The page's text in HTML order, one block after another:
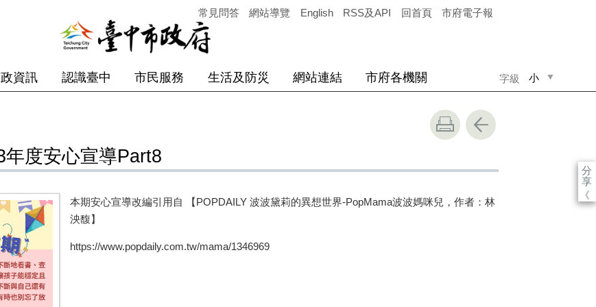
常見問答 網站導覽 English RSS及API 回首頁 市府電子報
字級 小
資訊 認識臺中 市民服務 生活及防災 網站連結 市府各機關
分
享
《
度安心宣導Part8
本期安心宣導改編引用自 【POPDAILY 波波黛莉的異想世界-PopMama波波媽咪兒，作者：林
泱馥】
https://www.popdaily.com.tw/mama/1346969